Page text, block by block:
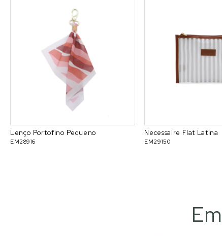
Lenço Portofino Pequeno
EM28916
Necessaire Flat Latina
EM29150